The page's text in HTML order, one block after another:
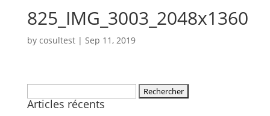
825_IMG_3003_2048x1360
by cosultest| Sep 11, 2019
Articles récents